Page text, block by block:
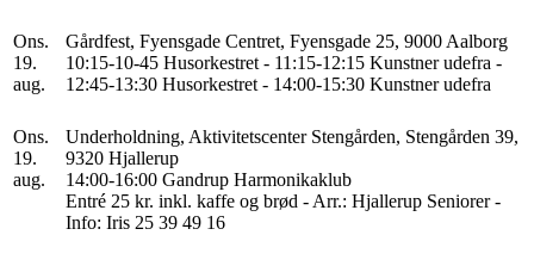
Ons.
19.
aug.
Gårdfest, Fyensgade Centret, Fyensgade 25, 9000 Aalborg
10:15-10-45 Husorkestret - 11:15-12:15 Kunstner udefra -
12:45-13:30 Husorkestret - 14:00-15:30 Kunstner udefra
Ons.
19.
aug.
Underholdning, Aktivitetscenter Stengården, Stengården 39,
9320 Hjallerup
14:00-16:00 Gandrup Harmonikaklub
Entré 25 kr. inkl. kaffe og brød - Arr.: Hjallerup Seniorer -
Info: Iris 25 39 49 16